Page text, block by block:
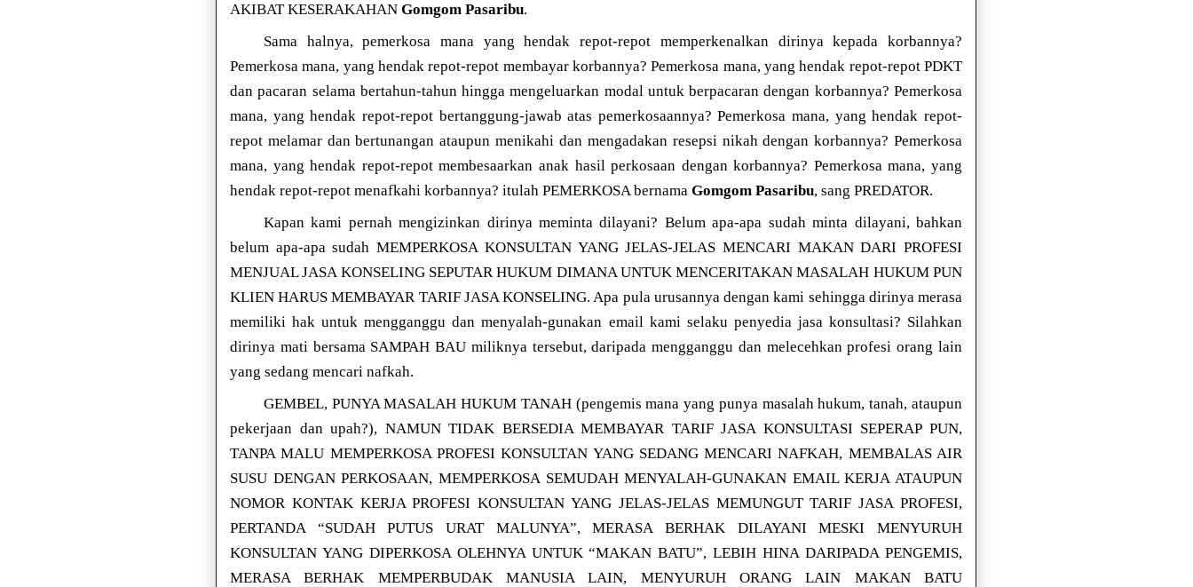
AKIBAT KESERAKAHAN Gomgom Pasaribu.
Sama halnya, pemerkosa mana yang hendak repot-repot memperkenalkan dirinya kepada korbannya?
Pemerkosa mana, yang hendak repot-repot membayar korbannya? Pemerkosa mana, yang hendak repot-repot PDKT
dan pacaran selama bertahun-tahun hingga mengeluarkan modal untuk berpacaran dengan korbannya? Pemerkosa
mana, yang hendak repot-repot bertanggung-jawab atas pemerkosaannya? Pemerkosa mana, yang hendak repot-
repot melamar dan bertunangan ataupun menikahi dan mengadakan resepsi nikah dengan korbannya? Pemerkosa
mana, yang hendak repot-repot membesaarkan anak hasil perkosaan dengan korbannya? Pemerkosa mana, yang
hendak repot-repot menafkahi korbannya? itulah PEMERKOSA bernama Gomgom Pasaribu, sang PREDATOR.
Kapan kami pernah mengizinkan dirinya meminta dilayani? Belum apa-apa sudah minta dilayani, bahkan
belum apa-apa sudah MEMPERKOSA KONSULTAN YANG JELAS-JELAS MENCARI MAKAN DARI PROFESI
MENJUAL JASA KONSELING SEPUTAR HUKUM DIMANA UNTUK MENCERITAKAN MASALAH HUKUM PUN
KLIEN HARUS MEMBAYAR TARIF JASA KONSELING. Apa pula urusannya dengan kami sehingga dirinya merasa
memiliki hak untuk mengganggu dan menyalah-gunakan email kami selaku penyedia jasa konsultasi? Silahkan
dirinya mati bersama SAMPAH BAU miliknya tersebut, daripada mengganggu dan melecehkan profesi orang lain
yang sedang mencari nafkah.
GEMBEL, PUNYA MASALAH HUKUM TANAH (pengemis mana yang punya masalah hukum, tanah, ataupun
pekerjaan dan upah?), NAMUN TIDAK BERSEDIA MEMBAYAR TARIF JASA KONSULTASI SEPERAP PUN,
TANPA MALU MEMPERKOSA PROFESI KONSULTAN YANG SEDANG MENCARI NAFKAH, MEMBALAS AIR
SUSU DENGAN PERKOSAAN, MEMPERKOSA SEMUDAH MENYALAH-GUNAKAN EMAIL KERJA ATAUPUN
NOMOR KONTAK KERJA PROFESI KONSULTAN YANG JELAS-JELAS MEMUNGUT TARIF JASA PROFESI,
PERTANDA “SUDAH PUTUS URAT MALUNYA”, MERASA BERHAK DILAYANI MESKI MENYURUH
KONSULTAN YANG DIPERKOSA OLEHNYA UNTUK “MAKAN BATU”, LEBIH HINA DARIPADA PENGEMIS,
MERASA BERHAK MEMPERBUDAK MANUSIA LAIN, MENYURUH ORANG LAIN MAKAN BATU